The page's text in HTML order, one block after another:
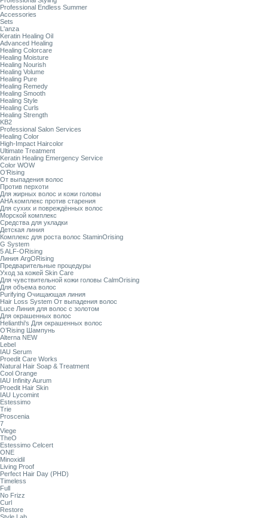
Professional Endless Summer
Accessories
Sets
L'anza
Keratin Healing Oil
Advanced Healing
Healing Colorcare
Healing Moisture
Healing Nourish
Healing Volume
Healing Pure
Healing Remedy
Healing Smooth
Healing Style
Healing Curls
Healing Strength
KB2
Professional Salon Services
Healing Color
High-Impact Haircolor
Ultimate Treatment
Keratin Healing Emergency Service
Color WOW
O’Rising
От выпадения волос
Против перхоти
Для жирных волос и кожи головы
AHA комплекс против старения
Для сухих и повреждённых волос
Морской комплекс
Средства для укладки
Детская линия
Комплекс для роста волос StaminOrising
G System
5 ALF-ORising
Линия ArgORising
Предварительные процедуры
Уход за кожей Skin Care
Для чувствительной кожи головы CalmOrising
Для объема волос
Purifying Очищающая линия
Hair Loss System От выпадения волос
Luce Линия для волос с золотом
Для окрашенных волос
Helianthi's Для окрашенных волос
O’Rising Шампунь
Alterna NEW
Lebel
IAU Serum
Proedit Care Works
Natural Hair Soap & Treatment
Cool Orange
IAU Infinity Aurum
Proedit Hair Skin
IAU Lycomint
Estessimo
Trie
Proscenia
7
Viege
TheO
Estessimo Celcert
ONE
Minoxidil
Living Proof
Perfect Hair Day (PHD)
Timeless
Full
No Frizz
Curl
Restore